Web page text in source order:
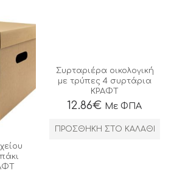
Συρταριέρα οικολογική
με τρύπες 4 συρτάρια
ΚΡΑΦΤ
12.86€ Με ΦΠΑ
ΠΡΟΣΘΉΚΗ ΣΤΟ ΚΑΛΆΘΙ
5%
στο newsletter και κερδίστε
πρώτη σας παραγγελία!